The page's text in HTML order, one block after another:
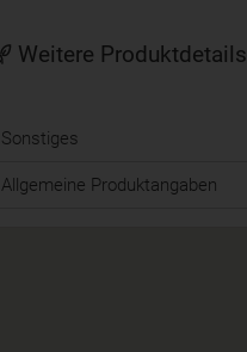
Weitere Produktdetails
Sonstiges
Allgemeine Produktangaben